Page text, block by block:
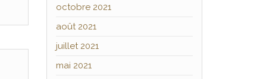
octobre 2021
août 2021
juillet 2021
mai 2021